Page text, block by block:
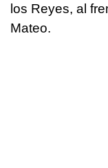
los Reyes, al
Mateo.